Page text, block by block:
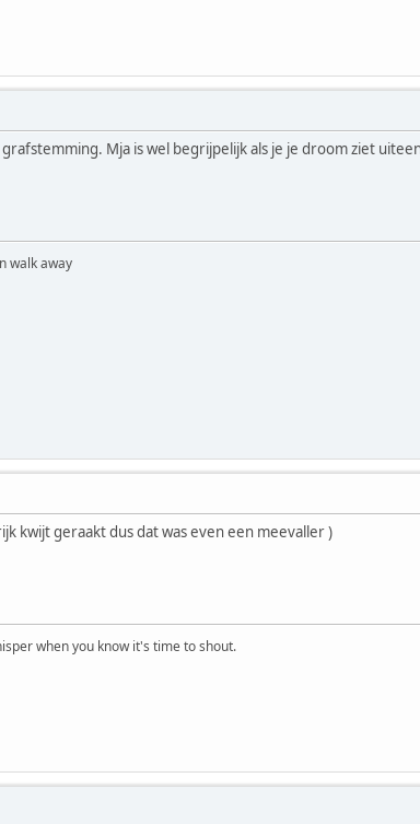
Mja is wel begrijpelijk als je je droom ziet
walk away
kwijt geraakt dus dat was even een meevaller )
when you know it's time to shout.